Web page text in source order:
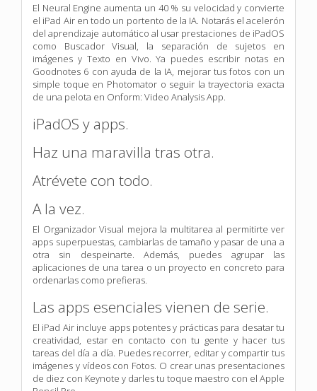
El Neural Engine aumenta un 40 % su velocidad y convierte
el iPad Air en todo un portento de la IA. Notarás el acelerón
del aprendizaje automático al usar prestaciones de iPadOS
como Buscador Visual, la separación de sujetos en
imágenes y Texto en Vivo. Ya puedes escribir notas en
Goodnotes 6 con ayuda de la IA, mejorar tus fotos con un
simple toque en Photomator o seguir la trayectoria exacta
de una pelota en Onform: Video Analysis App.
iPadOS y apps.
Haz una maravilla tras otra.
Atrévete con todo.
A la vez.
El Organizador Visual mejora la multitarea al permitirte ver
apps superpuestas, cambiarlas de tamaño y pasar de una a
otra sin despeinarte. Además, puedes agrupar las
aplicaciones de una tarea o un proyecto en concreto para
ordenarlas como prefieras.
Las apps esenciales vienen de serie.
El iPad Air incluye apps potentes y prácticas para desatar tu
creatividad, estar en contacto con tu gente y hacer tus
tareas del día a día. Puedes recorrer, editar y compartir tus
imágenes y vídeos con Fotos. O crear unas presentaciones
de diez con Keynote y darles tu toque maestro con el Apple